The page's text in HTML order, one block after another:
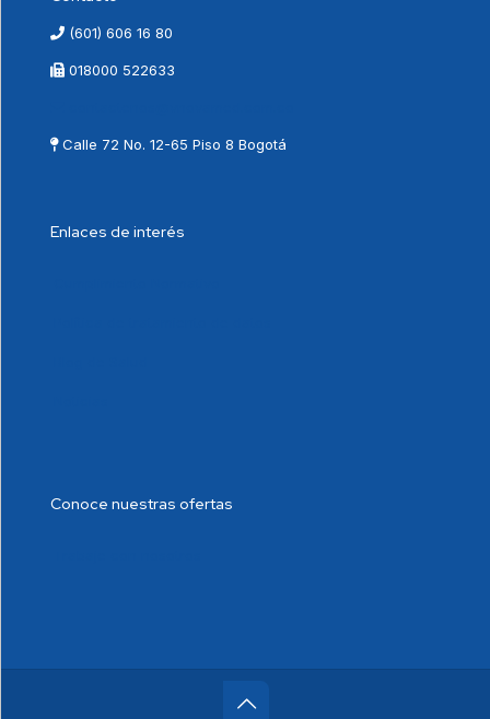
(601) 606 16 80
018000 522633
Calle 72 No. 12-65 Piso 8 Bogotá
Enlaces de interés
Conoce nuestras ofertas